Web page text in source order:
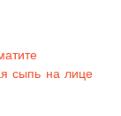
сыпь на лице